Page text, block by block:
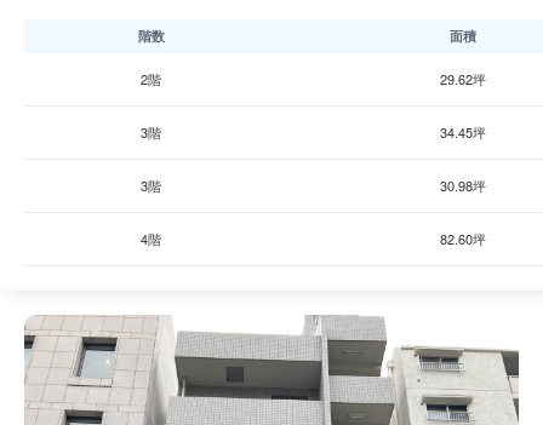
階数 面積
2階 29.62坪
3階 34.45坪
3階 30.98坪
4階 82.60坪